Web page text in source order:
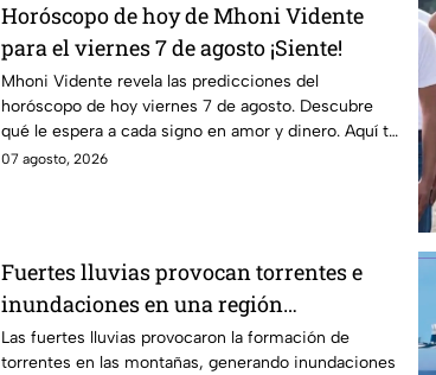
Horóscopo de hoy de Mhoni Vidente
para el viernes 7 de agosto ¡Siente!
Mhoni Vidente revela las predicciones del
horóscopo de hoy viernes 7 de agosto. Descubre
qué le espera a cada signo en amor y dinero. Aquí te
informamos.
07 agosto, 2026
Fuertes lluvias provocan torrentes e
inundaciones en una región
montañosa
Las fuertes lluvias provocaron la formación de
torrentes en las montañas, generando inundaciones